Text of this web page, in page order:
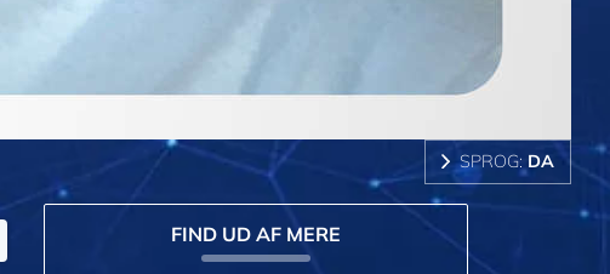
SPROG: DA
FIND UD AF MERE